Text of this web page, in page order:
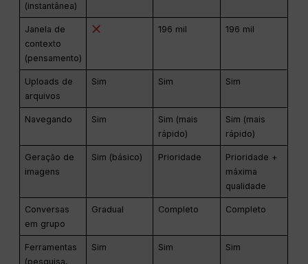
(instantânea)
Janela de
contexto
(pensamento)
196 mil 196 mil
Uploads de
arquivos
Sim Sim Sim
Navegando Sim
Sim (mais
rápido)
Sim (mais
rápido)
Geração de
imagens
Sim (básico) Prioridade
Prioridade +
máxima
qualidade
Conversas
em grupo
Gradual Completo Completo
Ferramentas
(pesquisa,
Sim Sim Sim